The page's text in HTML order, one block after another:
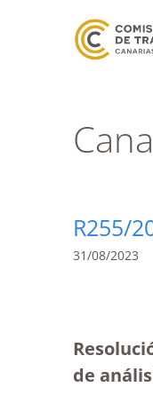
R255/
31/08/2023
de